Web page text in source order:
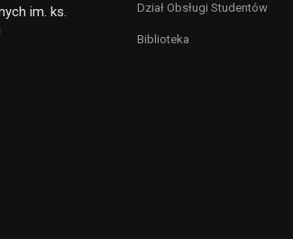
im. ks.
Dział Obsługi Studentów
Biblioteka